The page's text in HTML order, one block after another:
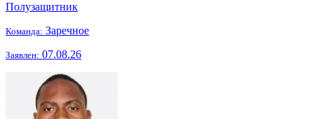
Полузащитник
Команда: Заречное
Заявлен: 07.08.26